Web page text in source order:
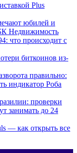
Plus
юбилей и
Недвижимость
что происходит с
биткоинов из-
правильно:
индикатор Роба
проверки
занимать до 24
— как открыть все